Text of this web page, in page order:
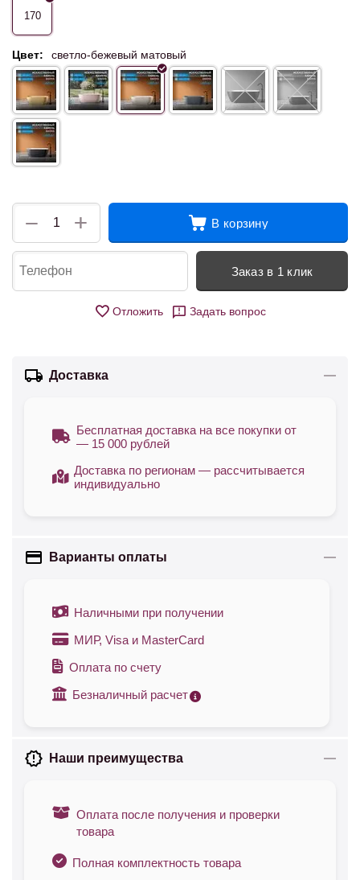
170
Цвет: светло-бежевый матовый
+
− В корзину
Заказ в 1 клик
Отложить Задать вопрос
Доставка
Бесплатная доставка на все покупки от
— 15 000 рублей
Доставка по регионам — рассчитывается
индивидуально
Варианты оплаты
Наличными при получении
МИР, Visa и MasterCard
Оплата по счету
Безналичный расчет
Наши преимущества
Оплата после получения и проверки
товара
Полная комплектность товара